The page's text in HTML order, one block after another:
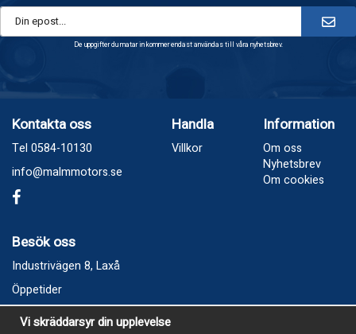
De uppgifter du matar in kommer endast användas till våra nyhetsbrev.
Kontakta oss
Tel 0584-10130
info@malmmotors.se
Handla
Villkor
Information
Om oss
Nyhetsbrev
Om cookies
Besök oss
Industrivägen 8, Laxå
Öppetider
Vecka 32
Vi skräddarsyr din upplevelse